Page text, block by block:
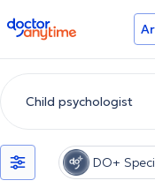
doctoranytime
DO+